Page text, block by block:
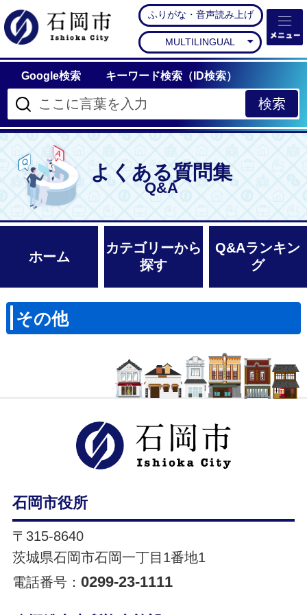
石岡市公式ホームペー
ふりがな・音声読み上げ
MULTILINGUAL
Google検索 キーワード検索（ID検索）
よくある質問集
Q&A
ホーム
カテゴリーから
探す
Q&Aランキン
グ
その他
石岡市役所
〒315-8640
茨城県石岡市石岡一丁目1番地1
電話番号： 0299-23-1111